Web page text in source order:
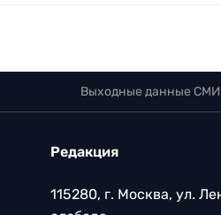
Выходные данные СМИ
Редакция
115280, г. Москва, ул.